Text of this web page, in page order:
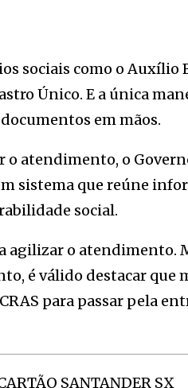
sociais como o Auxílio
Único. E a única
em mãos.
atendimento, o
sistema que reúne
social.
agilizar o atendimento.
é válido destacar que
para passar pela